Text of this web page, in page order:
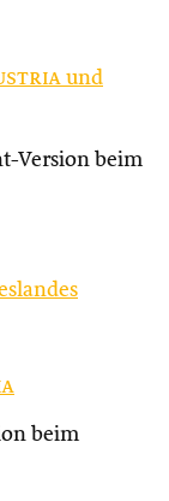
und
Version beim
beim